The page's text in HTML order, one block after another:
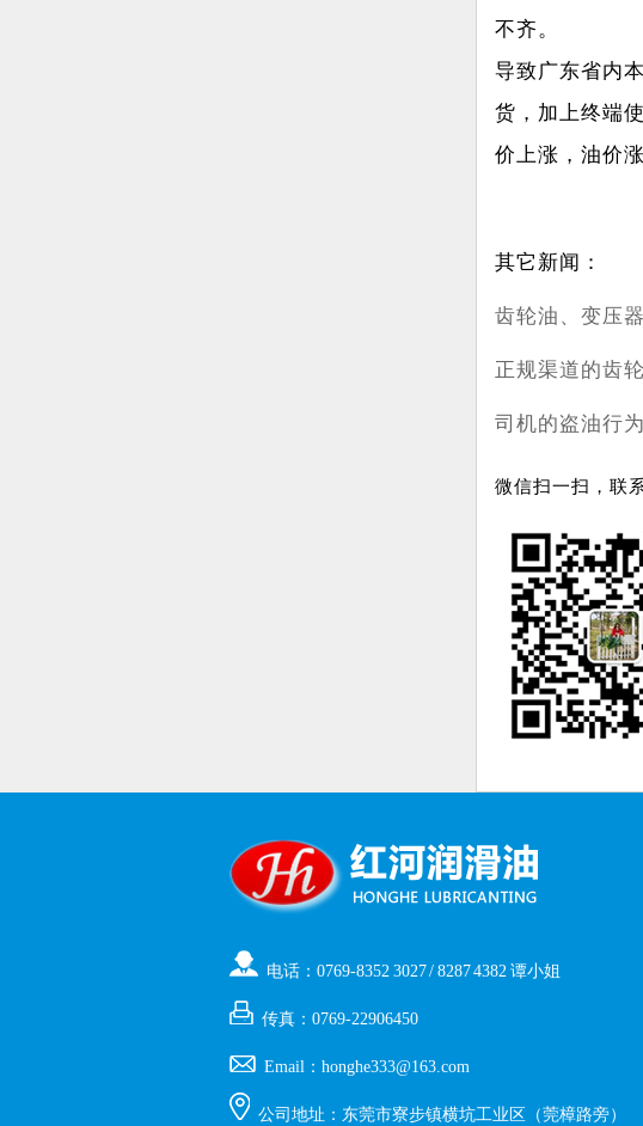
不齐。
导致广东省内
货，加上终端
价上涨，油价
其它新闻：
齿轮油、变压
正规渠道的齿
司机的盗油行
微信扫一扫，联
电话：0769-8352 3027 / 8287 4382 谭小姐
传真：0769-22906450
Email：honghe333@163.com
公司地址：东莞市寮步镇横坑工业区（莞樟路旁）